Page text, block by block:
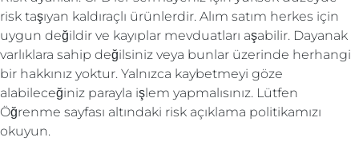
risk taşıyan kaldıraçlı ürünlerdir. Alım satım herkes için
uygun değildir ve kayıplar mevduatları aşabilir. Dayanak
varlıklara sahip değilsiniz veya bunlar üzerinde herhangi
bir hakkınız yoktur. Yalnızca kaybetmeyi göze
alabileceğiniz parayla işlem yapmalısınız. Lütfen
Öğrenme sayfası altındaki risk açıklama politikamızı
okuyun.